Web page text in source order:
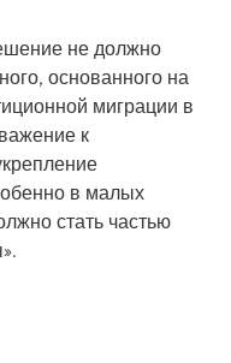
не должно
основанного на
миграции в
к
в малых
стать частью